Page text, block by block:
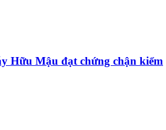
Hữu Mậu đạt chứng chận kiểm